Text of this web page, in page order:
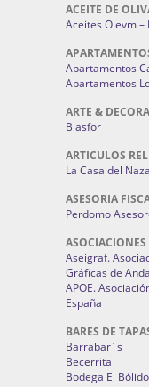
ACEITE DE
Aceites Olevm
Apartamentos
Apartamentos
ARTE &
Blasfor
ARTICULOS
La Casa del
ASESORIA
Perdomo
ASOCIACIONES
Aseigraf.
Gráficas de
APOE.
España
BARES DE
Barrabar´s
Becerrita
Bodega El Bólido